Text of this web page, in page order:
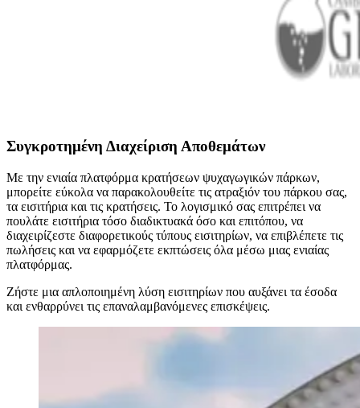
Συγκροτημένη Διαχείριση Αποθεμάτων
Με την ενιαία πλατφόρμα κρατήσεων ψυχαγωγικών πάρκων,
μπορείτε εύκολα να παρακολουθείτε τις ατραξιόν του πάρκου σας,
τα εισιτήρια και τις κρατήσεις. Το λογισμικό σας επιτρέπει να
πουλάτε εισιτήρια τόσο διαδικτυακά όσο και επιτόπου, να
διαχειρίζεστε διαφορετικούς τύπους εισιτηρίων, να επιβλέπετε τις
πωλήσεις και να εφαρμόζετε εκπτώσεις όλα μέσω μιας ενιαίας
πλατφόρμας.
Ζήστε μια απλοποιημένη λύση εισιτηρίων που αυξάνει τα έσοδα
και ενθαρρύνει τις επαναλαμβανόμενες επισκέψεις.